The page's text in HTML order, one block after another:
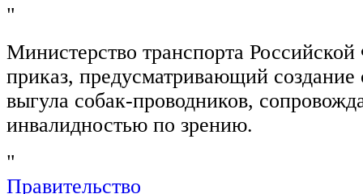
"
Министерство транспорта
приказ, предусматривающий создание
выгула собак-проводников,
инвалидностью по зрению.
"
Правительство